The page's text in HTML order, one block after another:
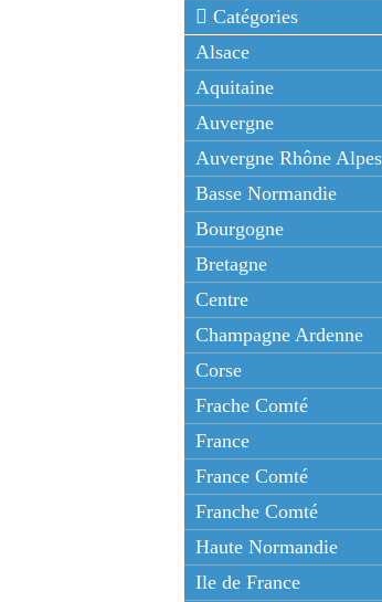
Catégories
Alsace
Aquitaine
Auvergne
Auvergne Rhône Alpes
Basse Normandie
Bourgogne
Bretagne
Centre
Champagne Ardenne
Corse
Frache Comté
France
France Comté
Franche Comté
Haute Normandie
Ile de France